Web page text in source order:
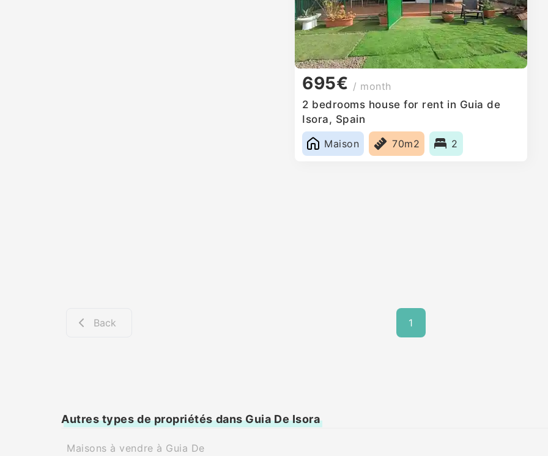
695€ / month
2 bedrooms house for rent in Guia de
Isora, Spain
Maison
70m2 2
Back 1
Autres types de propriétés dans Guia De Isora
Maisons à vendre à Guia De